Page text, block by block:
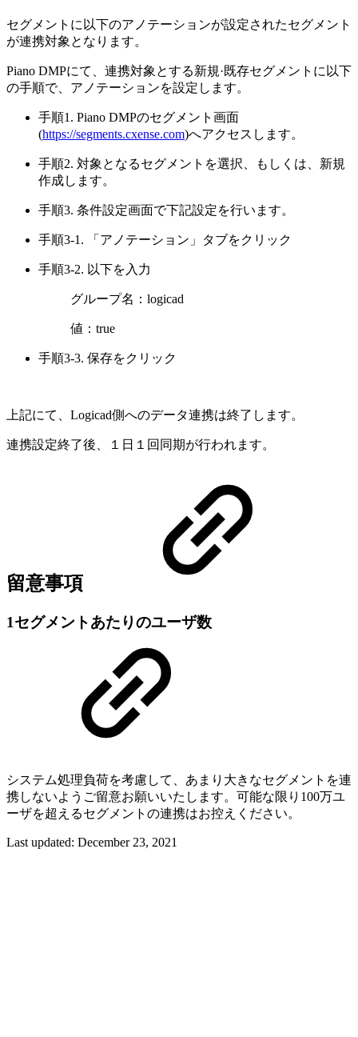
セグメントに以下のアノテーションが設定されたセグメント
が連携対象となります。
Piano DMPにて、連携対象とする新規·既存セグメントに以下
の手順で、アノテーションを設定します。
手順1. Piano DMPのセグメント画面
(https://segments.cxense.com)へアクセスします。
手順2. 対象となるセグメントを選択、もしくは、新規
作成します。
手順3. 条件設定画面で下記設定を行います。
手順3-1. 「アノテーション」タブをクリック
手順3-2. 以下を入力
グループ名：logicad
値：true
手順3-3. 保存をクリック
上記にて、Logicad側へのデータ連携は終了します。
連携設定終了後、１日１回同期が行われます。
留意事項
1セグメントあたりのユーザ数
システム処理負荷を考慮して、あまり大きなセグメントを連
携しないようご留意お願いいたします。可能な限り100万ユ
ーザを超えるセグメントの連携はお控えください。
Last updated: December 23, 2021